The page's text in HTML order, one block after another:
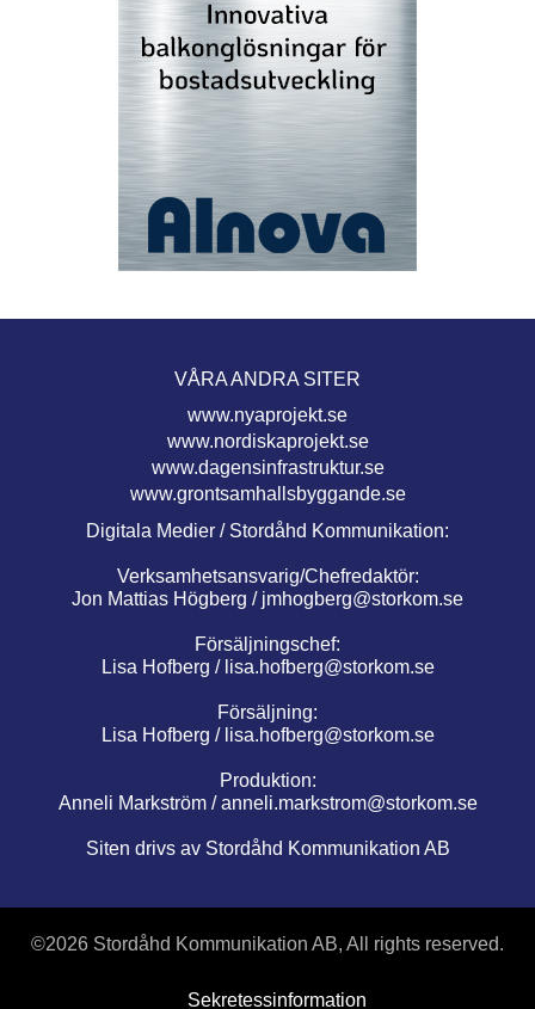
VÅRA ANDRA SITER
www.nyaprojekt.se
www.nordiskaprojekt.se
www.dagensinfrastruktur.se
www.grontsamhallsbyggande.se
Digitala Medier / Stordåhd Kommunikation:
Verksamhetsansvarig/Chefredaktör:
Jon Mattias Högberg / jmhogberg@storkom.se
Försäljningschef:
Lisa Hofberg / lisa.hofberg@storkom.se
Försäljning:
Lisa Hofberg / lisa.hofberg@storkom.se
Produktion:
Anneli Markström /anneli.markstrom@storkom.se
Siten drivs av Stordåhd Kommunikation AB
©2026 Stordåhd Kommunikation AB, All rights reserved.
Sekretessinformation